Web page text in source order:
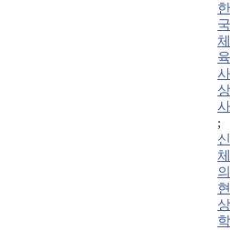
한
국
체
육
사
상
사
;
신
체
의
현
상
학